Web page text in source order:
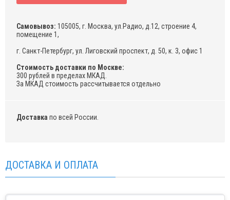
Самовывоз: 105005, г. Москва, ул.Радио, д.12, строение 4,
помещение 1,
г. Санкт-Петербург, ул. Лиговский проспект, д. 50, к. 3, офис 1
Стоимость доставки по Москве:
300 рублей в пределах МКАД.
За МКАД стоимость рассчитывается отдельно
Доставка по всей России.
ДОСТАВКА И ОПЛАТА